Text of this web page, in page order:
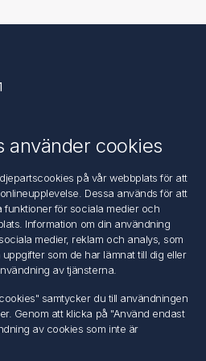
använder cookies
på vår webbplats för att
Dessa används för att
funktioner för sociala medier och
Information om din användning
medier, reklam och analys, som
som de har lämnat till dig eller
av tjänsterna.
samtycker du till användningen
Genom att klicka på "Använd endast
av cookies som inte är